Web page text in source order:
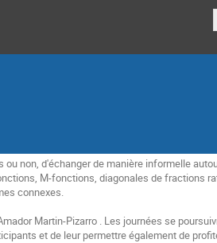
non, d'échanger de manière informelle
M-fonctions, diagonales de fractions
connexes.
Martin-Pizarro . Les journées se
et de leur permettre également de